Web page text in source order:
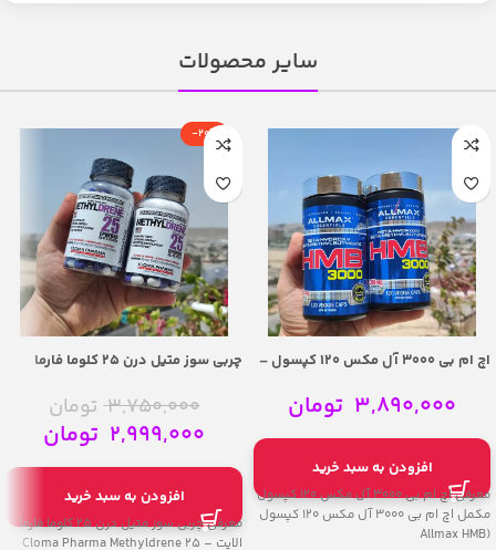
سایر محصولات
اچ ام بی 3000 آل مکس 120 کپسول –
3,890,000 تومان
افزودن به سبد خرید
معرفی اچ ام بی 3000 آل مکس 120 کپسول
مکمل اچ ام بی 3000 آل مکس 120 کپسول
(Allmax HMB
-20%
چربی سوز متیل درن 25 کلوما فارما
25 Elite
3,750,000 تومان
2,999,000 تومان
افزودن به سبد خرید
معرفی چربی سوز متیل درن 25 کلوما فارما
الایت – Cloma Pharma Methyldrene 25